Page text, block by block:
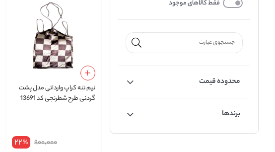
فقط کالاهای موجود
محدوده قیمت
برندها
نیم‌ تنه کراپ وارداتی مدل پشت
گردنی طرح شطرنجی کد 13691
900,000
22%